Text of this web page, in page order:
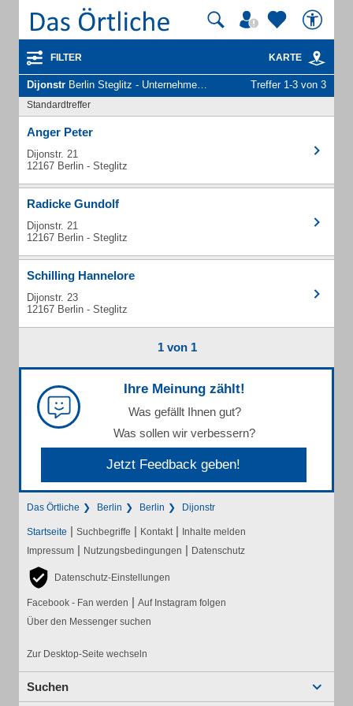
FILTER KARTE
Dijonstr Berlin Steglitz - Unternehmen und Personen Treffer 1-3 von 3
Standardtreffer
Anger Peter
Dijonstr. 21
12167 Berlin - Steglitz
Radicke Gundolf
Dijonstr. 21
12167 Berlin - Steglitz
Schilling Hannelore
Dijonstr. 23
12167 Berlin - Steglitz
1 von 1
Ihre Meinung zählt!
Was gefällt Ihnen gut?
Was sollen wir verbessern?
Jetzt Feedback geben!
Das Örtliche Berlin Berlin Dijonstr
Startseite | Suchbegriffe | Kontakt | Inhalte melden
Impressum | Nutzungsbedingungen | Datenschutz
Datenschutz-Einstellungen
Facebook - Fan werden | Auf Instagram folgen
Über den Messenger suchen
Zur Desktop-Seite wechseln
Suchen